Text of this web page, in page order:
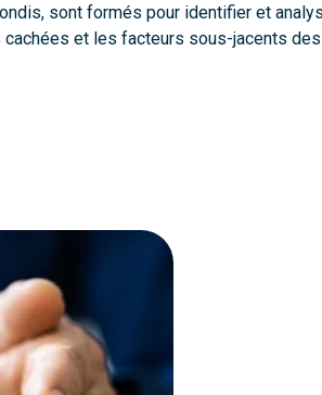
sont formés pour identifier et
et les facteurs sous-jacents